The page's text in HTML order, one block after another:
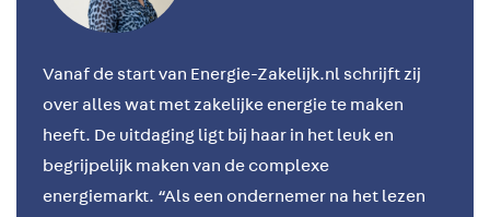
Vanaf de start van Energie-Zakelijk.nl schrijft zij
over alles wat met zakelijke energie te maken
heeft. De uitdaging ligt bij haar in het leuk en
begrijpelijk maken van de complexe
energiemarkt. “Als een ondernemer na het lezen